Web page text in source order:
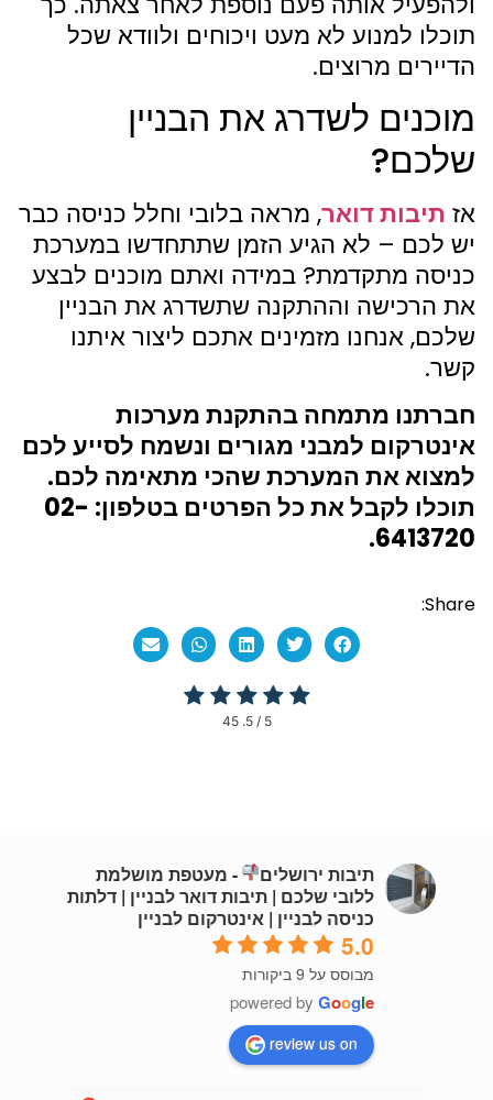
תוכלו למנוע לא מעט ויכוחים ולוודא שכל
הדיירים מרוצים.
מוכנים לשדרג את הבניין
שלכם?
אז תיבות דואר, מראה בלובי וחלל כניסה כבר
יש לכם – לא הגיע הזמן שתתחדשו במערכת
כניסה מתקדמת? במידה ואתם מוכנים לבצע
את הרכישה וההתקנה שתשדרג את הבניין
שלכם, אנחנו מזמינים אתכם ליצור איתנו
קשר.
חברתנו מתמחה בהתקנת מערכות
אינטרקום למבני מגורים ונשמח לסייע לכם
למצוא את המערכת שהכי מתאימה לכם.
תוכלו לקבל את כל הפרטים בטלפון: 02-
6413720.
Share:
5
/ 5.
45
תיבות ירושלים
- מעטפת מושלמת
ללובי שלכם | תיבות דואר לבניין | דלתות
כניסה לבניין | אינטרקום לבניין
5.0
מבוסס על 9 ביקורות
powered by Google
review us on